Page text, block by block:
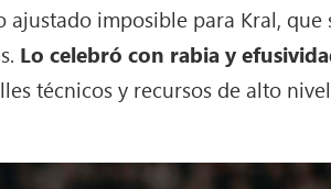
ajustado imposible para Kral, que
Lo celebró con rabia y
técnicos y recursos de alto nivel